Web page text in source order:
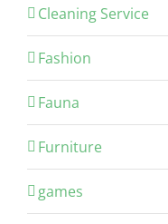
Cleaning Service
Fashion
Fauna
Furniture
games